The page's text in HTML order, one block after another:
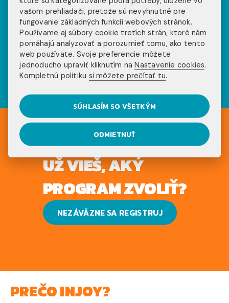
Pozri sa na príbehy
našich klientov na
sociálnych sieťach
UŽ VIEŠ, AKÝ
PROGRAM ZVOLIŤ?
NEZÁVÄZNE SA REGISTRUJ
PREČO INJOY?
vašom prehliadači, pretože sú nevyhnutné pre
fungovanie základných funkcií webových stránok.
Používame aj súbory cookie tretích strán, ktoré nám
pomáhajú analyzovať a porozumieť tomu, ako tento
web používate. Svoje preferencie môžete
jednoducho upraviť kliknutím naNastavenie cookies.
Kompletnú politiku si môžete prečítať tu.
SÚHLASÍM SO VŠETKÝM
ODMIETNUŤ